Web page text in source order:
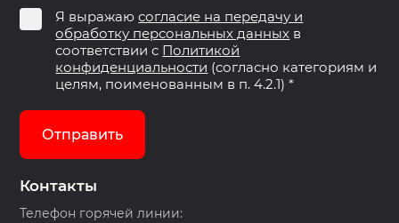
Контакты
Телефон горячей линии:
Я выражаюсогласие на передачу и
обработку персональных данных в
соответствии с Политикой
конфиденциальности (согласно категориям и
целям, поименованным в п. 4.2.1) *
Отправить